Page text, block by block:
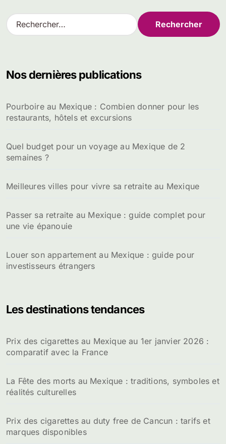
R
e
r
e
r
Nos dernières publications
Pourboire au Mexique : Combien donner pour les
restaurants, hôtels et excursions
Quel budget pour un voyage au Mexique de 2
semaines ?
Meilleures villes pour vivre sa retraite au Mexique
Passer sa retraite au Mexique : guide complet pour
une vie épanouie
Louer son appartement au Mexique : guide pour
investisseurs étrangers
Les destinations tendances
Prix des cigarettes au Mexique au 1er janvier 2026 :
comparatif avec la France
La Fête des morts au Mexique : traditions, symboles et
réalités culturelles
Prix des cigarettes au duty free de Cancun : tarifs et
marques disponibles